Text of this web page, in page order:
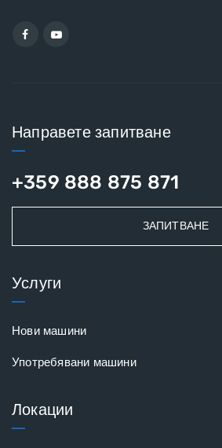
Направете запитване
+359 888 875 871
ЗАПИТВАНЕ
Услуги
Нови машини
Употребявани машини
Локации